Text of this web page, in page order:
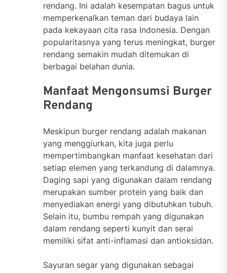
rendang. Ini adalah kesempatan bagus untuk
memperkenalkan teman dari budaya lain
pada kekayaan cita rasa Indonesia. Dengan
popularitasnya yang terus meningkat, burger
rendang semakin mudah ditemukan di
berbagai belahan dunia.
Manfaat Mengonsumsi Burger
Rendang
Meskipun burger rendang adalah makanan
yang menggiurkan, kita juga perlu
mempertimbangkan manfaat kesehatan dari
setiap elemen yang terkandung di dalamnya.
Daging sapi yang digunakan dalam rendang
merupakan sumber protein yang baik dan
menyediakan energi yang dibutuhkan tubuh.
Selain itu, bumbu rempah yang digunakan
dalam rendang seperti kunyit dan serai
memiliki sifat anti-inflamasi dan antioksidan.
Sayuran segar yang digunakan sebagai